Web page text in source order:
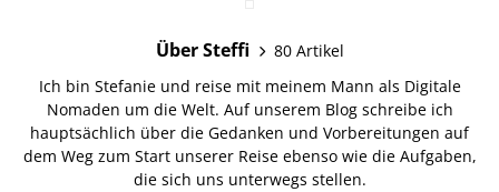
Über Steffi
80 Artikel
Ich bin Stefanie und reise mit meinem Mann als Digitale
Nomaden um die Welt. Auf unserem Blog schreibe ich
hauptsächlich über die Gedanken und Vorbereitungen auf
dem Weg zum Start unserer Reise ebenso wie die Aufgaben,
die sich uns unterwegs stellen.